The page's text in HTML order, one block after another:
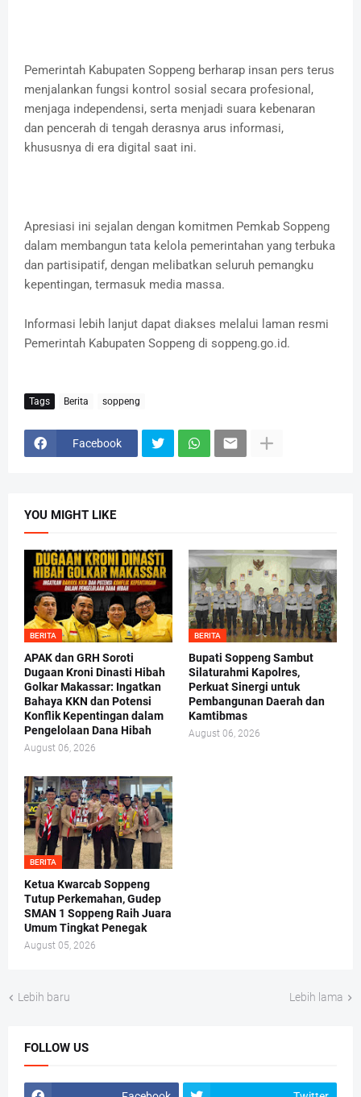
Pemerintah Kabupaten Soppeng berharap insan pers terus
menjalankan fungsi kontrol sosial secara profesional,
menjaga independensi, serta menjadi suara kebenaran
dan pencerah di tengah derasnya arus informasi,
khususnya di era digital saat ini.
Apresiasi ini sejalan dengan komitmen Pemkab Soppeng
dalam membangun tata kelola pemerintahan yang terbuka
dan partisipatif, dengan melibatkan seluruh pemangku
kepentingan, termasuk media massa.
Informasi lebih lanjut dapat diakses melalui laman resmi
Pemerintah Kabupaten Soppeng di soppeng.go.id.
Tags Berita soppeng
Facebook
YOU MIGHT LIKE
BERITA
APAK dan GRH Soroti
Dugaan Kroni Dinasti Hibah
Golkar Makassar: Ingatkan
Bahaya KKN dan Potensi
Konflik Kepentingan dalam
Pengelolaan Dana Hibah
August 06, 2026
BERITA
Bupati Soppeng Sambut
Silaturahmi Kapolres,
Perkuat Sinergi untuk
Pembangunan Daerah dan
Kamtibmas
August 06, 2026
BERITA
Ketua Kwarcab Soppeng
Tutup Perkemahan, Gudep
SMAN 1 Soppeng Raih Juara
Umum Tingkat Penegak
August 05, 2026
Lebih baru Lebih lama
FOLLOW US